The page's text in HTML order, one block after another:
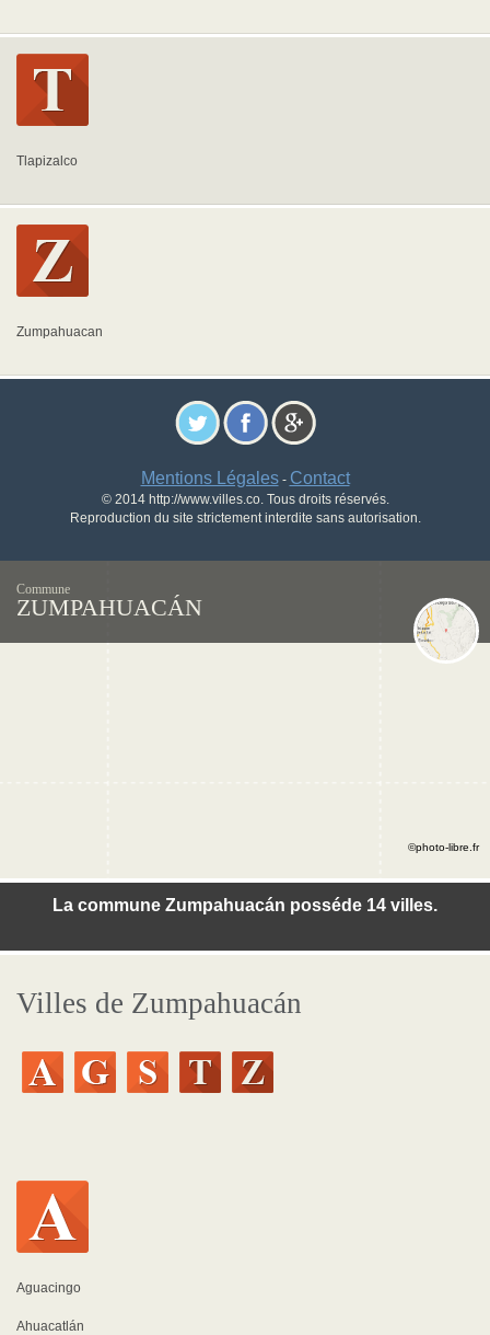
Tlapizalco
Zumpahuacan
Mentions Légales- Contact
© 2014 http://www.villes.co. Tous droits réservés.
Reproduction du site strictement interdite sans autorisation.
Commune
ZUMPAHUACÁN
La commune Zumpahuacán posséde 14 villes.
©photo-libre.fr
Villes de Zumpahuacán
Aguacingo
Ahuacatlán